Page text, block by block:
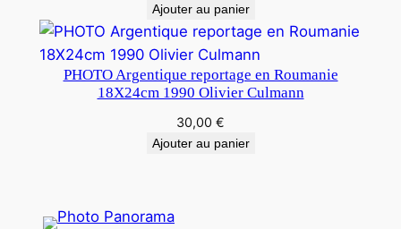
Ajouter au panier
PHOTO Argentique reportage en Roumanie
18X24cm 1990 Olivier Culmann
30,00 €
Ajouter au panier